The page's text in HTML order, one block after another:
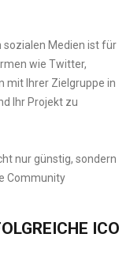
sozialen Medien ist für
wie Twitter,
mit Ihrer Zielgruppe in
Ihr Projekt zu
nur günstig, sondern
Community
ICO